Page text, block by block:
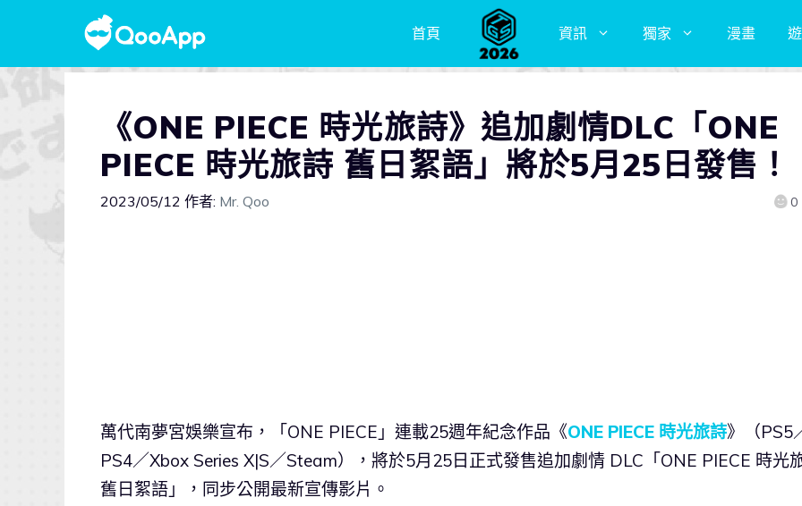
首頁 資訊 獨家 漫畫
《ONE PIECE 時光旅詩》追加劇情DLC「ONE
PIECE 時光旅詩 舊日絮語」將於5月25日發售！
2023/05/12 作者: Mr. Qoo 0
萬代南夢宮娛樂宣布，「ONE PIECE」連載25週年紀念作品《ONE PIECE 時光旅詩》（PS5
PS4／Xbox Series X|S／Steam），將於5月25日正式發售追加劇情 DLC「ONE PIECE 時光
舊日絮語」，同步公開最新宣傳影片。